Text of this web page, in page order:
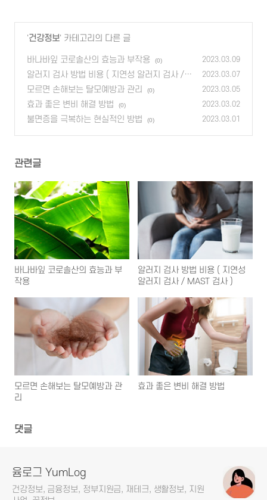
'건강정보' 카테고리의 다른 글
바나바잎 코로솔산의 효능과 부작용 (0) 2023.03.09
알러지 검사 방법 비용 ( 지연성 알러지 검사 /
MAST 검사 )
(0)
2023.03.07
모르면 손해보는 탈모예방과 관리 (0) 2023.03.05
효과 좋은 변비 해결 방법 (0) 2023.03.02
불면증을 극복하는 현실적인 방법 (0) 2023.03.01
관련글
바나바잎 코로솔산의 효능과 부
작용
알러지 검사 방법 비용 ( 지연성
알러지 검사 / MAST 검사 )
모르면 손해보는 탈모예방과 관
리
효과 좋은 변비 해결 방법
댓글
윰로그 YumLog
건강정보, 금융정보, 정부지원금, 재테크, 생활정보, 지원